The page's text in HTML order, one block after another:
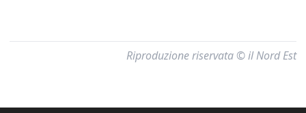
Riproduzione riservata © il Nord Est